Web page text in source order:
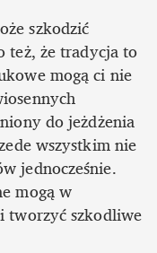
szkodzić
też, że tradycja to
mogą ci nie
do jeżdżenia
wszystkim nie
jednocześnie.
mogą w
tworzyć szkodliwe